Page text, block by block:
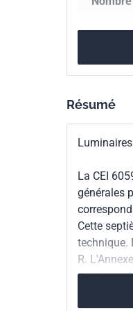
Codes
Numéro
Résumé
La CEI
générales
Cette
technique.
R.
que le